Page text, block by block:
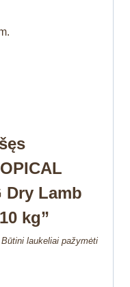
Dry Lamb
kg”
Būtini laukeliai pažymėti